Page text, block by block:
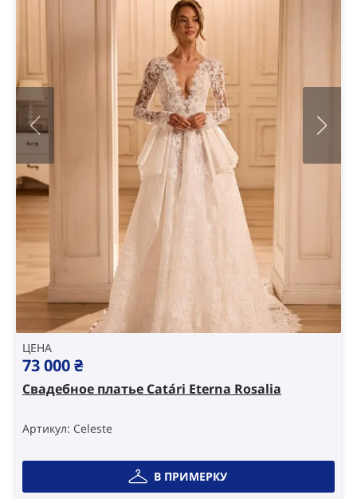
ЦЕНА
73 000₴
Свадебное платье Catári Eterna Rosalia
Артикул: Celeste
В ПРИМЕРКУ